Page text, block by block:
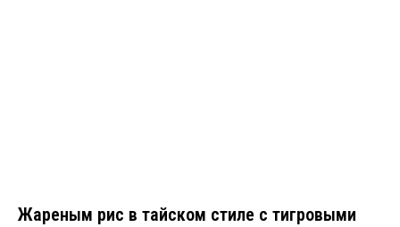
Жареным рис в тайском стиле с тигровыми